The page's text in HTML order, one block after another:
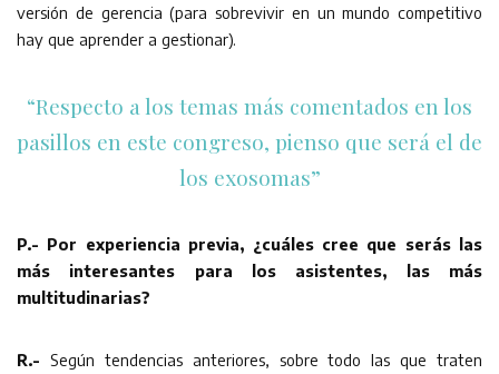
versión de gerencia (para sobrevivir en un mundo competitivo
hay que aprender a gestionar).
“Respecto a los temas más comentados en los
pasillos en este congreso, pienso que será el de
los exosomas”
P.- Por experiencia previa, ¿cuáles cree que serás las
más interesantes para los asistentes, las más
multitudinarias?
R.- Según tendencias anteriores, sobre todo las que traten